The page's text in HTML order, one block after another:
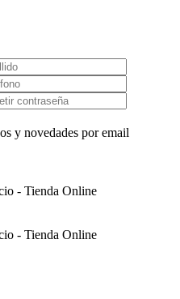
y novedades por email